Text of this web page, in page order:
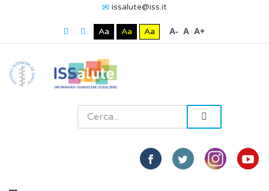
issalute@iss.it
Aa Aa Aa A- A A+